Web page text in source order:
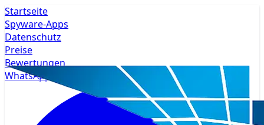
Startseite
Spyware-Apps
Datenschutz
Preise
Bewertungen
WhatsApp